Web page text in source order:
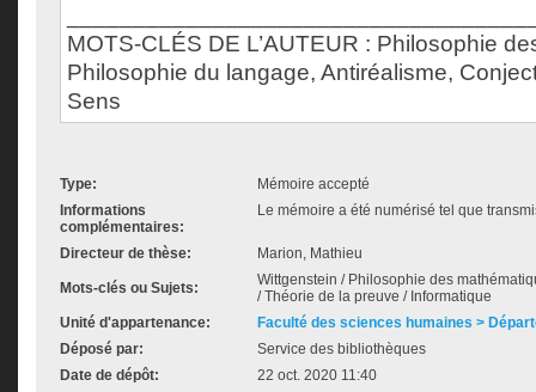
MOTS-CLÉS DE L’AUTEUR : Philosophie
Philosophie du langage, Antiréalisme,
Sens
Type:
Mémoire accepté
Informations
complémentaires:
Le mémoire a été numérisé tel que
Directeur de thèse: Marion, Mathieu
Mots-clés ou Sujets:
Wittgenstein / Philosophie des
/ Théorie de la preuve / Informatique
Unité d'appartenance:
Faculté des sciences humaines >
Déposé par:
Service des bibliothèques
Date de dépôt:
22 oct. 2020 11:40